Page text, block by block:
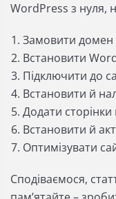
WordPress з нуля,
Замовити домен
Встановити
Підключити до
Встановити й
Додати сторінки
Встановити й
Оптимізувати
Сподіваємося,